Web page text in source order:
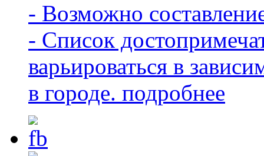
- Возможно
- Список
варьироваться в
в городе. подробнее